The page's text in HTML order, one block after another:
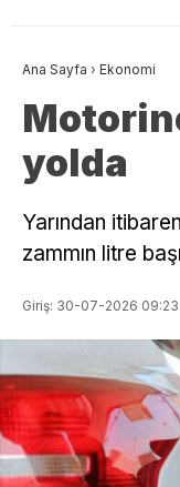
Ana Sayfa › Ekonomi
yolda
Yarından
zammın litre
Giriş: 30-07-2026 09:23